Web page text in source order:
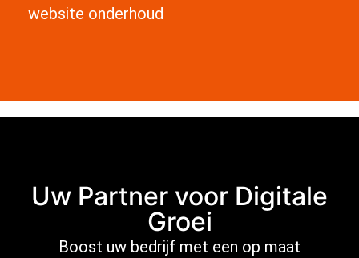
website onderhoud
Uw Partner voor Digitale
Groei
Boost uw bedrijf met een op maat